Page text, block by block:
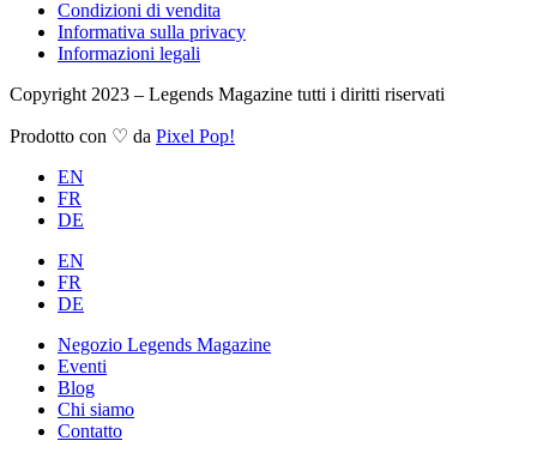
Condizioni di vendita
Informativa sulla privacy
Informazioni legali
Copyright 2023 – Legends Magazine tutti i diritti riservati
Prodotto con ♡ da Pixel Pop!
EN
FR
DE
EN
FR
DE
Negozio Legends Magazine
Eventi
Blog
Chi siamo
Contatto